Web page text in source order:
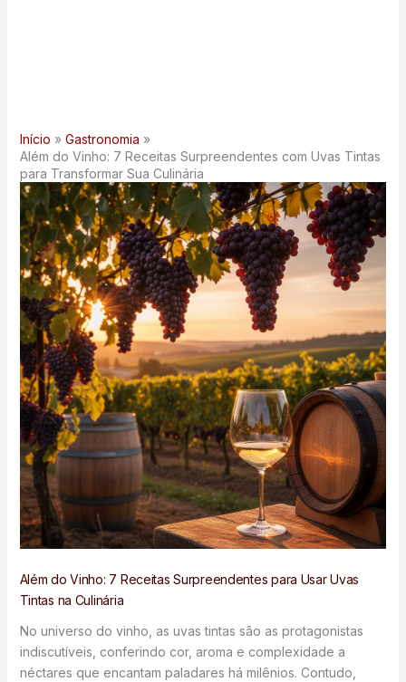
Início
Gastronomia
Além do Vinho: 7 Receitas Surpreendentes com Uvas Tintas
para Transformar Sua Culinária
Além do Vinho: 7 Receitas Surpreendentes para Usar Uvas
Tintas na Culinária
No universo do vinho, as uvas tintas são as protagonistas
indiscutíveis, conferindo cor, aroma e complexidade a
néctares que encantam paladares há milênios. Contudo,